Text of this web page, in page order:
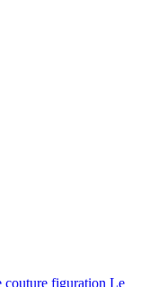
couture figuration Le